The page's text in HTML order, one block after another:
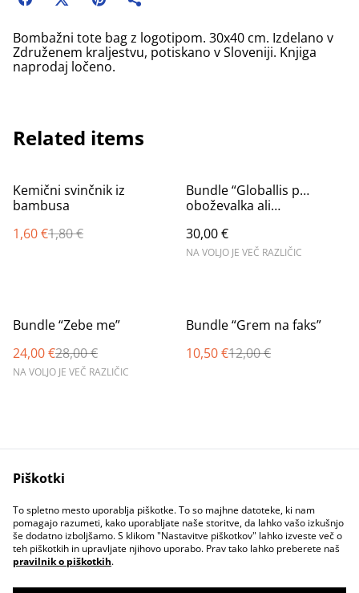
Bombažni tote bag z logotipom. 30x40 cm. Izdelano v
Združenem kraljestvu, potiskano v Sloveniji. Knjiga
naprodaj ločeno.
Related items
%
Kemični svinčnik iz
bambusa
1,60 €1,80 €
Bundle “Globallis p…
oboževalka ali
30,00 €
NA VOLJO JE VEČ RAZLIČIC
%
Bundle “Zebe me”
24,00 €28,00 €
NA VOLJO JE VEČ RAZLIČIC
%
Bundle “Grem na faks”
10,50 €12,00 €
Contact Us
Legal Terms
Privacy Policy
Cookie Policy
Piškotki
To spletno mesto uporablja piškotke. To so majhne datoteke, ki nam
pomagajo razumeti, kako uporabljate naše storitve, da lahko vašo izkušnjo
še dodatno izboljšamo. S klikom "Nastavitve piškotkov" lahko izveste več o
teh piškotkih in upravljate njihovo uporabo. Prav tako lahko preberete naš
pravilnik o piškotkih.